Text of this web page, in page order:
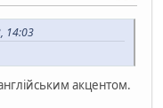
14:03
акцентом.